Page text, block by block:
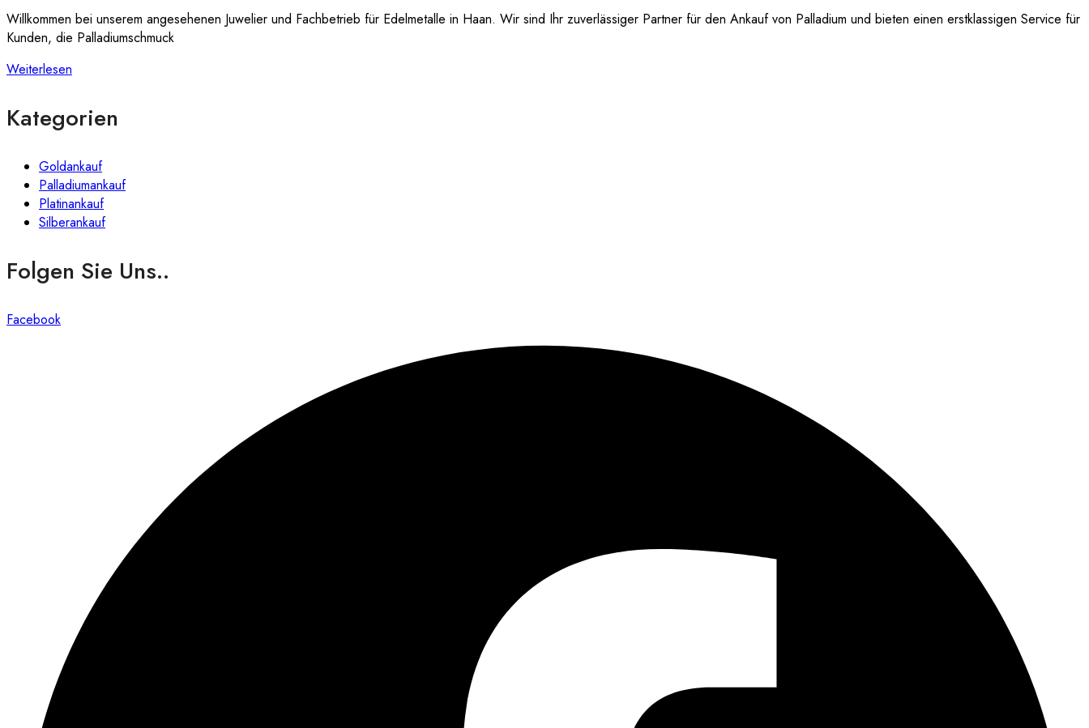
Willkommen bei unserem angesehenen Juwelier und Fachbetrieb für Edelmetalle in Haan. Wir sind Ihr zuverlässiger Partner für den Ankauf von Palladium und bieten einen erstklassigen Service für
Kunden, die Palladiumschmuck
Weiterlesen
Kategorien
Goldankauf
Palladiumankauf
Platinankauf
Silberankauf
Folgen Sie Uns..
Facebook